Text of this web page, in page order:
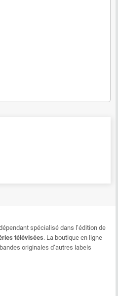
spécialisé dans l’édition de
télévisées. La boutique en ligne
originales d’autres labels